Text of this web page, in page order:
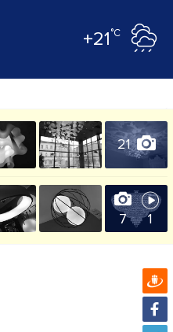
+21°C
21
7 1